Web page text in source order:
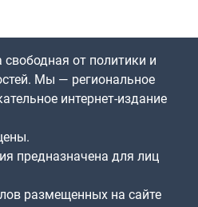
от политики и
Мы — региональное
интернет-издание
предназначена для лиц
размещенных на сайте